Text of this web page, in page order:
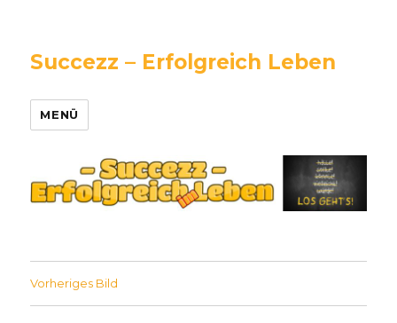
Succezz – Erfolgreich Leben
MENÜ
Vorheriges Bild